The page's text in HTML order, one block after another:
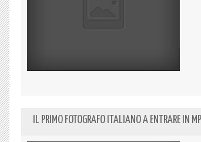
IL PRIMO FOTOGRAFO ITALIANO A ENTRARE IN